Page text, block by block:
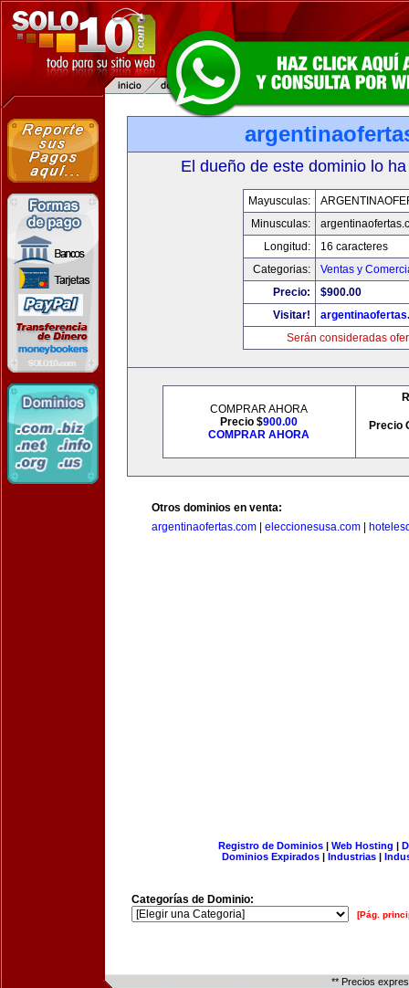
El dueño de este dominio lo
Mayusculas:
Minusculas:
Longitud:
16 caracteres
Categorias:
Ventas y
Precio:
$900.00
Visitar!
Serán consideradas
COMPRAR AHORA
Precio $900.00
COMPRAR AHORA
Precio
Otros dominios en venta:
argentinaofertas.com
eleccionesusa.com
Registro de Dominios| Web Hosting |
Dominios Expirados | Industrias |
Categorías de Dominio:
[Pág.
** Precios